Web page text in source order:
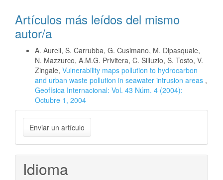
Artículos más leídos del mismo
autor/a
A. Aureli, S. Carrubba, G. Cusimano, M. Dipasquale,
N. Mazzurco, A.M.G. Privitera, C. Silluzio, S. Tosto, V.
Zingale, Vulnerability maps pollution to hydrocarbon
and urban waste pollution in seawater intrusion areas ,
Geofísica Internacional: Vol. 43 Núm. 4 (2004):
Octubre 1, 2004
Enviar
un
artículo
Enviar un artículo
Idioma